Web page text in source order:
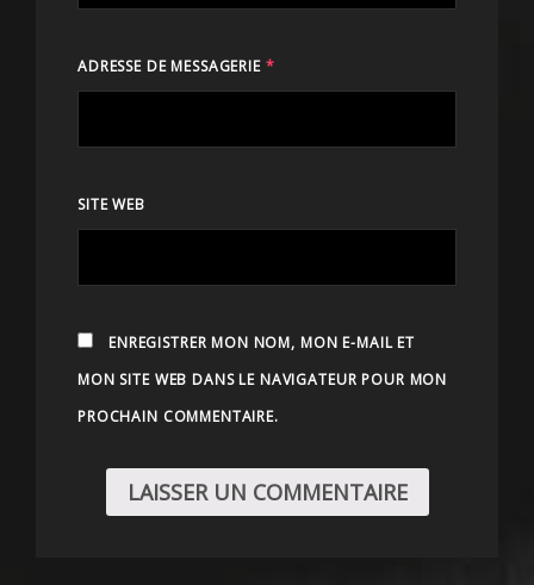
ADRESSE DE MESSAGERIE *
SITE WEB
ENREGISTRER MON NOM, MON E-MAIL ET
MON SITE WEB DANS LE NAVIGATEUR POUR MON
PROCHAIN COMMENTAIRE.